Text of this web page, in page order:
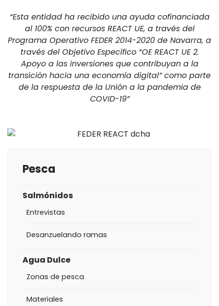
“Esta entidad ha recibido una ayuda cofinanciada
al 100% con recursos REACT UE, a través del
Programa Operativo FEDER 2014-2020 de Navarra, a
través del Objetivo Específico “OE REACT UE 2.
Apoyo a las inversiones que contribuyan a la
transición hacia una economía digital” como parte
de la respuesta de la Unión a la pandemia de
COVID-19”
Pesca
Salmónidos
Entrevistas
Desanzuelando ramas
Agua Dulce
Zonas de pesca
Materiales